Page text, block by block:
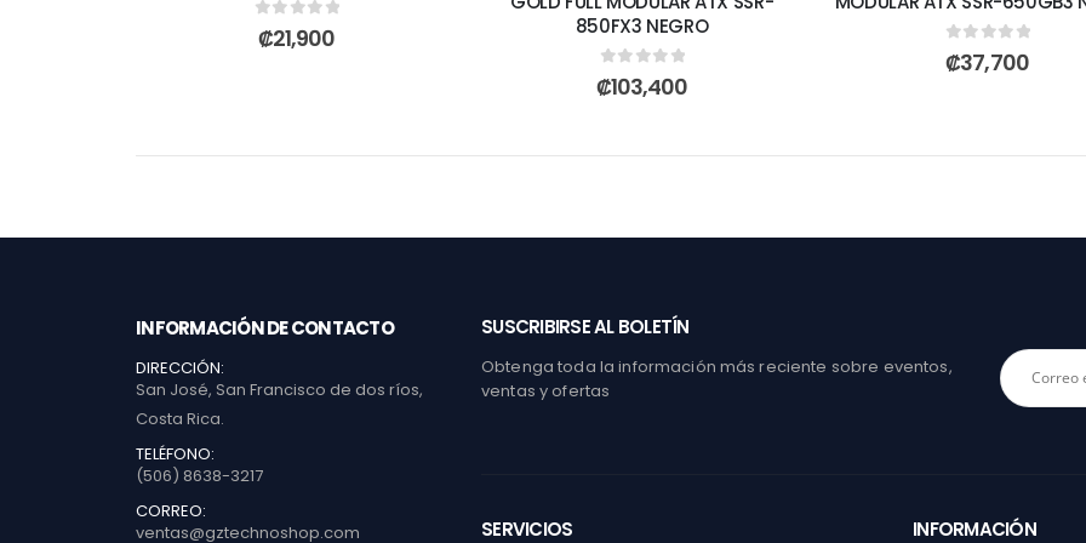
0out of 5
₡21,900
850FX3 NEGRO
0out of 5
₡103,400
0out of 5
₡37,700
INFORMACIÓN DE CONTACTO
DIRECCIÓN:
San José, San Francisco de dos ríos,
Costa Rica.
TELÉFONO:
(506) 8638-3217
CORREO:
ventas@gztechnoshop.com
SUSCRIBIRSE AL BOLETÍN
Obtenga toda la información más reciente sobre eventos,
ventas y ofertas
SERVICIOS INFORMACIÓN